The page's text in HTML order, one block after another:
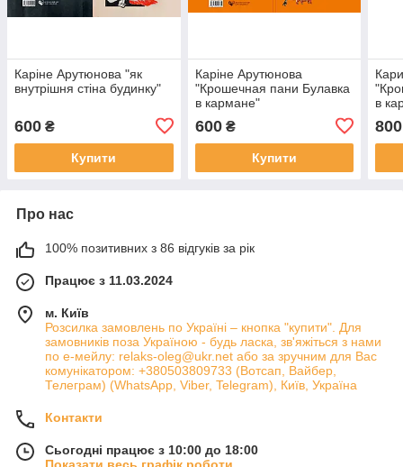
Каріне Арутюнова "як
внутрішня стіна будинку"
600 ₴
Купити
Каріне Арутюнова
"Крошечная пани Булавка
в кармане"
600₴
Купити
в
800
Про нас
100% позитивних з 86 відгуків за рік
Працює з 11.03.2024
м. Київ
Розсилка замовлень по Україні – кнопка "купити". Для
замовників поза Україною - будь ласка, зв'яжіться з нами
по е-мейлу: relaks-oleg@ukr.net або за зручним для Вас
комунікатором: +380503809733 (Вотсап, Вайбер,
Телеграм) (WhatsApp, Viber, Telegram), Київ, Україна
Контакти
Сьогодні працює з 10:00 до 18:00